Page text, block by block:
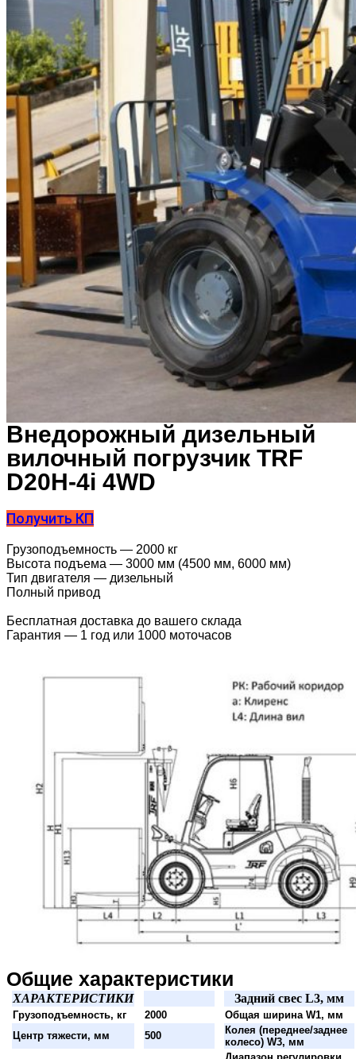
Внедорожный дизельный
вилочный погрузчик TRF
D20H-4i 4WD
Получить КП
Грузоподъемность — 2000 кг
Высота подъема — 3000 мм (4500 мм, 6000 мм)
Тип двигателя — дизельный
Полный привод
Бесплатная доставка до вашего склада
Гарантия — 1 год или 1000 моточасов
Общие характеристики
ХАРАКТЕРИСТИКИ Задний свес L3, мм
Грузоподъемность, кг 2000
Общая ширина W1, мм
Центр тяжести, мм
500
Колея (переднее/заднее
колесо) W3, мм